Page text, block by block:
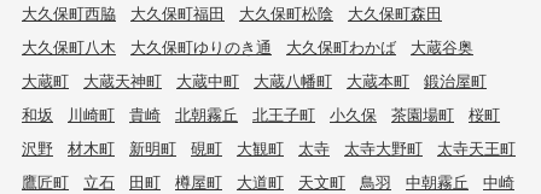
大久保町西脇
大久保町福田 大久保町松陰
大久保町森田
大久保町八木
大久保町ゆりのき通 大久保町わかば
大蔵谷奥
大蔵町
大蔵天神町 大蔵中町 大蔵八幡町 大蔵本町
鍛治屋町
和坂
川崎町 貴崎 北朝霧丘 北王子町 小久保 茶園場町
桜町
沢野
材木町 新明町 硯町 大観町 太寺 太寺大野町
太寺天王町
鷹匠町
立石 田町 樽屋町 大道町 天文町 鳥羽 中朝霧丘
中崎